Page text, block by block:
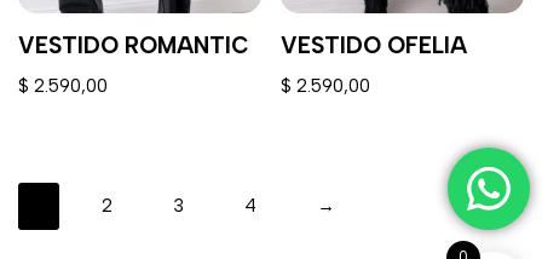
VESTIDO ROMANTIC
$ 2.590,00
VESTIDO OFELIA
$ 2.590,00
2 3 4 →